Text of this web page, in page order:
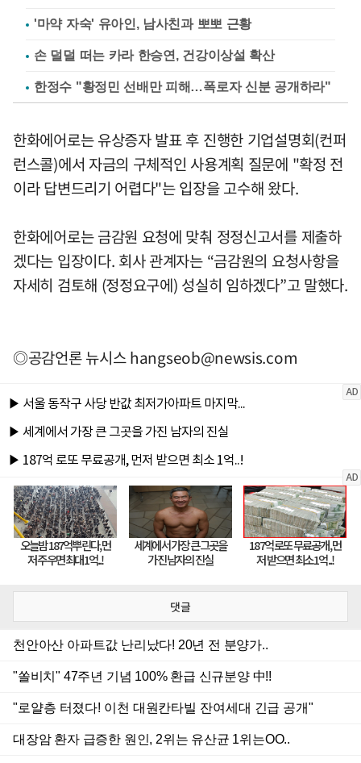
'마약 자숙' 유아인, 남사친과 뽀뽀 근황
손 덜덜 떠는 카라 한승연, 건강이상설 확산
한정수 "황정민 선배만 피해…폭로자 신분 공개하라"
한화에어로는 유상증자 발표 후 진행한 기업설명회(컨퍼
런스콜)에서 자금의 구체적인 사용계획 질문에 "확정 전
이라 답변드리기 어렵다"는 입장을 고수해 왔다.
한화에어로는 금감원 요청에 맞춰 정정신고서를 제출하
겠다는 입장이다. 회사 관계자는 “금감원의 요청사항을
자세히 검토해 (정정요구에) 성실히 임하겠다”고 말했다.
◎공감언론 뉴시스hangseob@newsis.com
댓글